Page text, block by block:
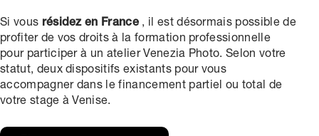
Si vous résidez en France, il est désormais possible de
profiter de vos droits à la formation professionnelle
pour participer à un atelier Venezia Photo. Selon votre
statut, deux dispositifs existants pour vous
accompagner dans le financement partiel ou total de
votre stage à Venise.